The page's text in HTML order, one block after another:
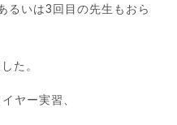
るいは3回目の先生もおら
た。
ヤー実習、